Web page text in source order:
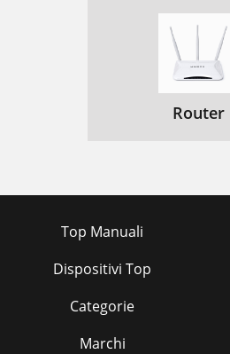
Router
Top Manuali
Dispositivi Top
Categorie
Marchi